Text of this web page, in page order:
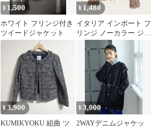
¥ 1,500
ホワイト フリンジ付き
ツイードジャケット
¥ 1,480
イタリア インポート フ
リンジ ノーカラー ジャ
ケット 長袖 M 茶 パー
ティー
¥3,900
KUMIKYOKU 組曲 ツ
¥3,000
2WAYデニムジャケッ